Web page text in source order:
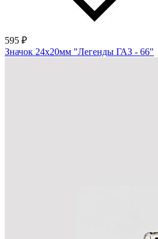
595 ₽
Значок 24х20мм "Легенды ГАЗ - 66"